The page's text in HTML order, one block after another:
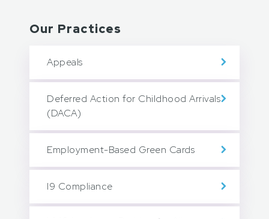
Our Practices
Appeals
Deferred Action for Childhood Arrivals
(DACA)
Employment-Based Green Cards
I9 Compliance